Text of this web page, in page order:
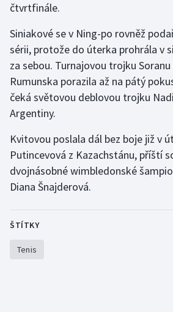
Moderní pětiboj
Motorsport
Olympijské hry
Parasport
Plážový volejbal
Ragby
Rychlostní kanoistika
čtvrtfinále.
Siniakové se v Ning-po rovněž
sérii, protože do úterka prohrála v
za sebou. Turnajovou trojku
Rumunska porazila až na pátý
čeká světovou deblovou trojku
Argentiny.
Kvitovou poslala dál bez boje již v
Putincevová z Kazachstánu, příští
dvojnásobné wimbledonské
Diana Šnajderová.
ŠTÍTKY
Tenis